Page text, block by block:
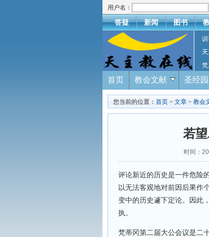
用户名：
答疑 新闻 图书
首页 教会文献 圣经
您当前的位置： 首页 > 文章 > 教会
若
时间：
评论新近的历史是一件危险
以无法客观地对前因后果作
变中的历史遽下定论。因此
执。
梵蒂冈第二届大公会议是二